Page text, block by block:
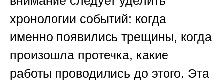
хронологии событий: когда
именно появились трещины, когда
произошла протечка, какие
работы проводились до этого. Эта